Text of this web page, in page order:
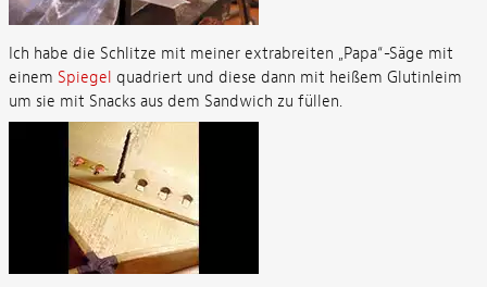
Ich habe die Schlitze mit meiner extrabreiten „Papa“-Säge mit
einem Spiegel quadriert und diese dann mit heißem Glutinleim
um sie mit Snacks aus dem Sandwich zu füllen.